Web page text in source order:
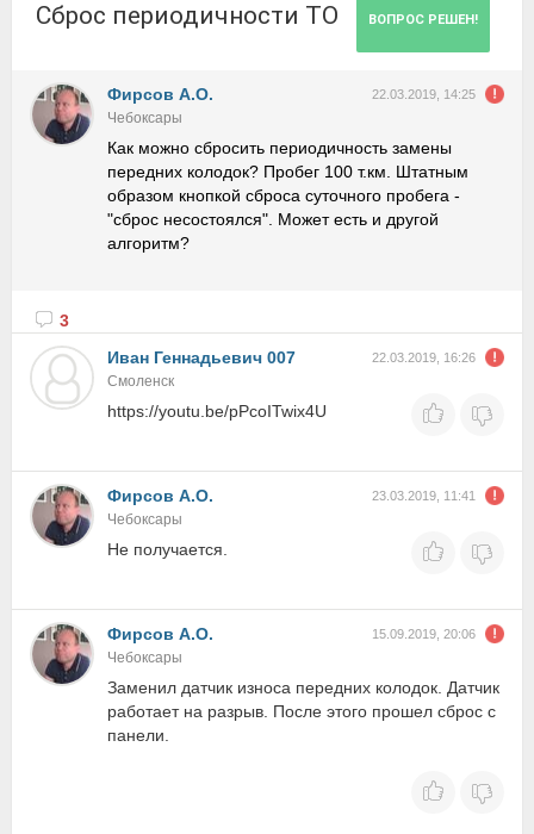
Сброс периодичности ТО ВОПРОС РЕШЕН!
Фирсов А.О. 22.03.2019, 14:25
Чебоксары
Как можно сбросить периодичность замены
передних колодок? Пробег 100 т.км. Штатным
образом кнопкой сброса суточного пробега -
"сброс несостоялся". Может есть и другой
алгоритм?
3
Иван Геннадьевич 007
22.03.2019, 16:26
Смоленск
https://youtu.be/pPcoITwix4U
Фирсов А.О. 23.03.2019, 11:41
Чебоксары
Не получается.
Фирсов А.О. 15.09.2019, 20:06
Чебоксары
Заменил датчик износа передних колодок. Датчик
работает на разрыв. После этого прошел сброс с
панели.